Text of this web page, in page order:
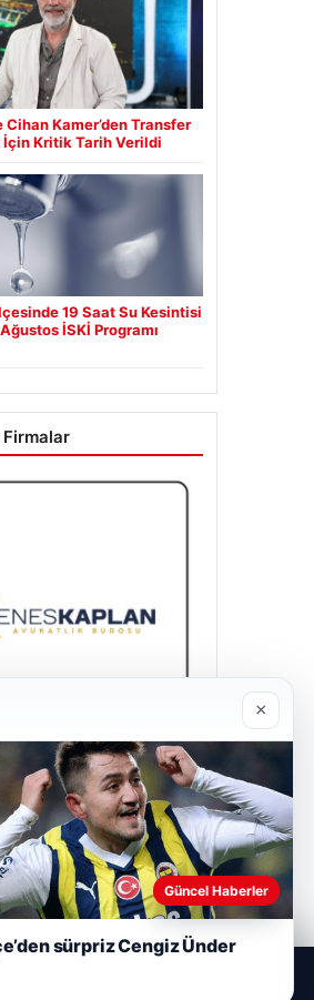
Cihan Kamer’den Transfer
İçin Kritik Tarih Verildi
19 Saat Su Kesintisi
İSKİ Programı
Firmalar
Avukatlık Bürosu
×
Güncel Haberler
sürpriz Cengiz Ünder